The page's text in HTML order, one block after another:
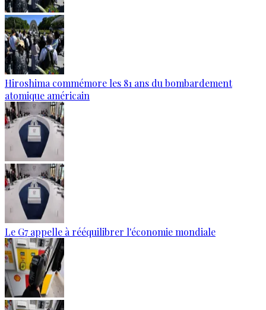
Hiroshima commémore les 81 ans du bombardement
atomique américain
Le G7 appelle à rééquilibrer l'économie mondiale